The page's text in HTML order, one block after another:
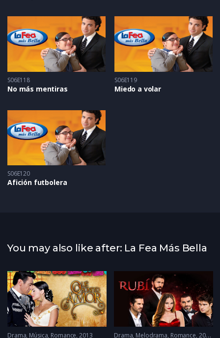
S06E118
No más mentiras
S06E119
Miedo a volar
S06E120
Afición futbolera
You may also like after: La Fea Más Bella
Drama, Música, Romance 2013 Drama, Melodrama, Romance 2022 - 2022